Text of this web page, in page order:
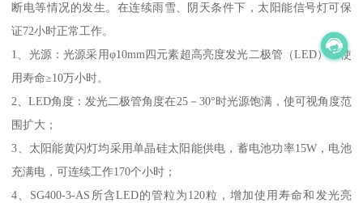
断电等情况的发生。在连续雨雪、阴天条件下，太阳能信号灯可保
证72小时正常工作。
1、光源：光源采用φ10mm四元素超高亮度发光二极管（LED），使
用寿命≥10万小时。
2、LED角度：发光二极管角度在25－30°时光源饱满，使可视角度范
围扩大；
3、太阳能黄闪灯均采用单晶硅太阳能供电，蓄电池功率15W，电池
充满电，可连续工作170个小时；
4、SG400-3-AS所含LED的管粒为120粒，增加使用寿命和发光亮